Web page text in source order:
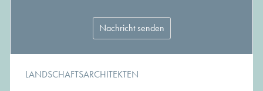
Nachricht senden
LANDSCHAFTSARCHITEKTEN